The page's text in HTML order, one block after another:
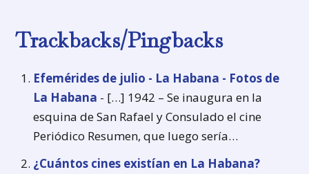
Trackbacks/Pingbacks
Efemérides de julio - La Habana - Fotos de
La Habana - […] 1942 – Se inaugura en la
esquina de San Rafael y Consulado el cine
Periódico Resumen, que luego sería…
¿Cuántos cines existían en La Habana?